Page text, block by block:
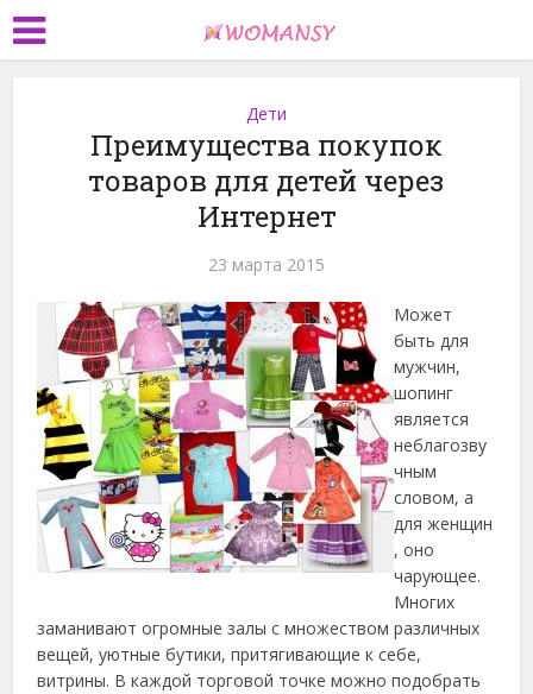
Дети
Преимущества покупок
товаров для детей через
Интернет
23 марта 2015
Может
быть для
мужчин,
шопинг
является
неблагозву
чным
словом, а
для женщин
, оно
чарующее.
Многих
заманивают огромные залы с множеством различных
вещей, уютные бутики, притягивающие к себе,
витрины. В каждой торговой точке можно подобрать